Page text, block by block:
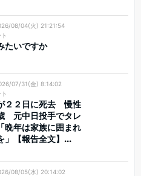
08/04(火) 21:21:54
たいですか
07/31(金) 8:14:02
２２日に死去 慢性
元中日投手でタレ
晩年は家族に囲まれ
」【報告全文】...
08/05(水) 20:14:02